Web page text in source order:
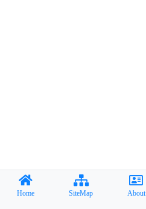
Home SiteMap About